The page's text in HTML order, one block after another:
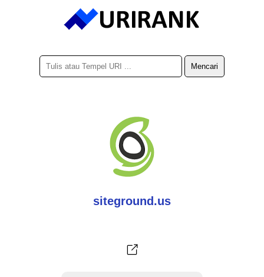
siteground.us